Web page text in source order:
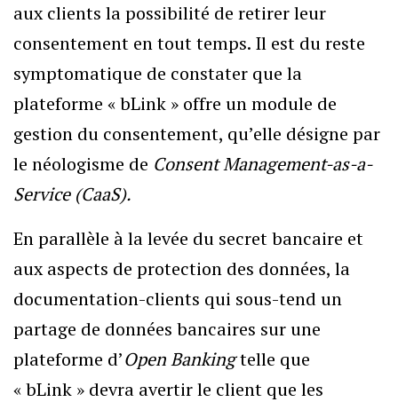
aux clients la possibilité de retirer leur
consentement en tout temps. Il est du reste
symptomatique de constater que la
plateforme « bLink » offre un module de
gestion du consentement, qu’elle désigne par
le néologisme de Consent Management-as-a-
Service (CaaS).
En parallèle à la levée du secret bancaire et
aux aspects de protection des données, la
documentation-clients qui sous-tend un
partage de données bancaires sur une
plateforme d’Open Bankingtelle que
« bLink » devra avertir le client que les